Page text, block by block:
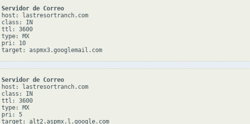
Servidor de Correo
host: lastresortranch.com
class: IN
ttl: 3600
type: MX
pri: 10
target: aspmx3.googlemail.com
Servidor de Correo
host: lastresortranch.com
class: IN
ttl: 3600
type: MX
pri: 5
target: alt2.aspmx.l.google.com